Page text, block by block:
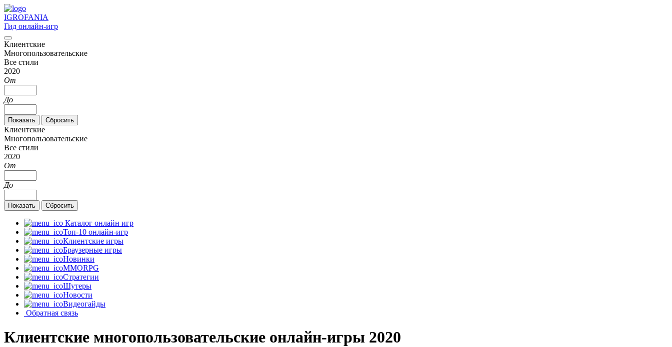
IGROFANIA
Гид онлайн-игр
Клиентские
Многопользовательские
Все стили
2020
От
До
Клиентские
Многопользовательские
Все стили
2020
От
До
Каталог онлайн игр
Топ-10 онлайн-игр
Клиентские игры
Браузерные игры
Новинки
MMORPG
Стратегии
Шутеры
Новости
Видеогайды
Обратная связь
Клиентские многопользовательские онлайн-игры 2020